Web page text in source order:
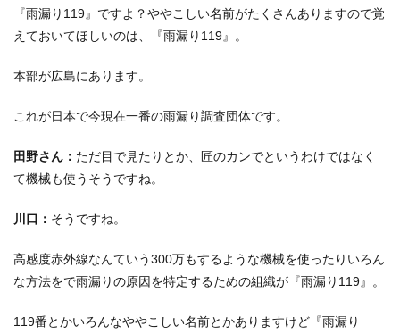
『雨漏り119』ですよ？ややこしい名前がたくさんありますので覚
えておいてほしいのは、『雨漏り119』。
本部が広島にあります。
これが日本で今現在一番の雨漏り調査団体です。
田野さん： ただ目で見たりとか、匠のカンでというわけではなく
て機械も使うそうですね。
川口： そうですね。
高感度赤外線なんていう300万もするような機械を使ったりいろん
な方法をで雨漏りの原因を特定するための組織が『雨漏り119』。
119番とかいろんなややこしい名前とかありますけど『雨漏り